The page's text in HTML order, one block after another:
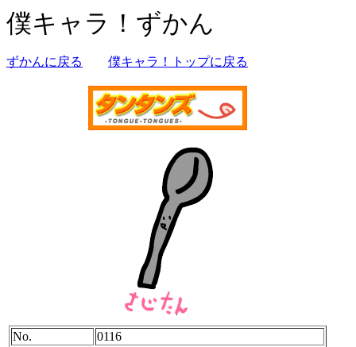
僕キャラ！ずかん
ずかんに戻る 僕キャラ！トップに戻る
No.
0116